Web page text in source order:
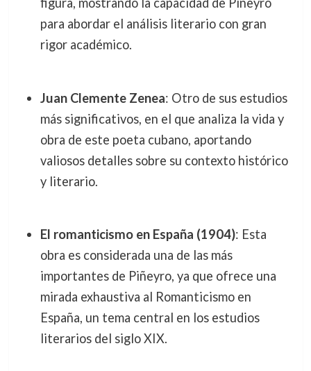
para abordar el análisis literario con gran
rigor académico.
Juan Clemente Zenea: Otro de sus estudios
más significativos, en el que analiza la vida y
obra de este poeta cubano, aportando
valiosos detalles sobre su contexto histórico
y literario.
El romanticismo en España (1904): Esta
obra es considerada una de las más
importantes de Piñeyro, ya que ofrece una
mirada exhaustiva al Romanticismo en
España, un tema central en los estudios
literarios del siglo XIX.